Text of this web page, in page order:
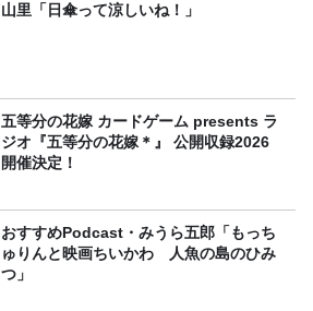
山里「日傘って涼しいね！」
五等分の花嫁 カードゲーム presents ラ
ジオ『五等分の花嫁＊』 公開収録2026
開催決定！
おすすめPodcast・みうら五郎「もっち
ゅりんと映画ちいかわ 人魚の島のひみ
つ」